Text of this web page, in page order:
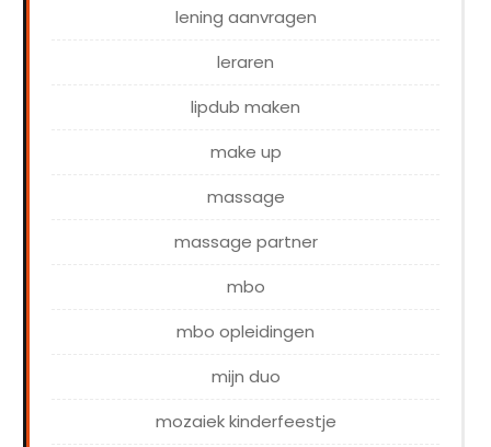
lening aanvragen
leraren
lipdub maken
make up
massage
massage partner
mbo
mbo opleidingen
mijn duo
mozaiek kinderfeestje